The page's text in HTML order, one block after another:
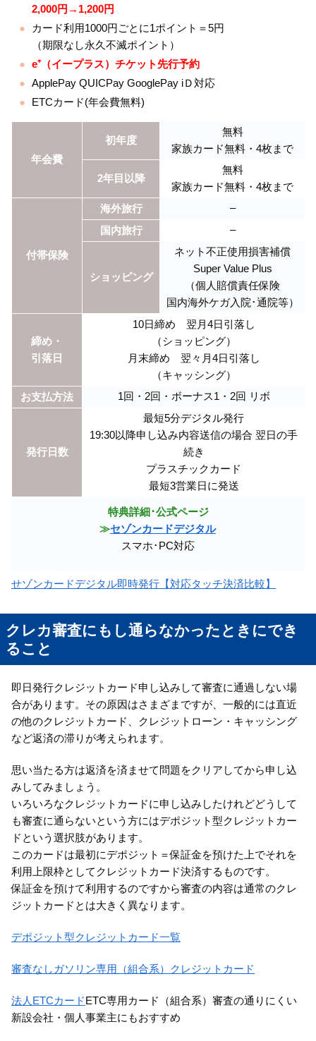
2,000円→1,200円
カード利用1000円ごとに1ポイント＝5円
（期限なし永久不滅ポイント）
e⁺（イープラス）チケット先行予約
ApplePay QUICPay GooglePay iＤ対応
ETCカード(年会費無料)
年会費
初年度
無料
家族カード無料・4枚まで
2年目以降
無料
家族カード無料・4枚まで
付帯保険
海外旅行
–
国内旅行
–
ショッピング
ネット不正使用損害補償
Super Value Plus
（個人賠償責任保険
国内海外ケガ入院･通院等）
締め・
引落日
10日締め 翌月4日引落し
（ショッピング）
月末締め 翌々月4日引落し
（キャッシング）
お支払方法
1回・2回・ボーナス1・2回 リボ
発行日数
最短5分デジタル発行
19:30以降申し込み内容送信の場合 翌日の手
続き
プラスチックカード
最短3営業日に発送
特典詳細･公式ページ
≫セゾンカードデジタル
スマホ･PC対応
せゾンカードデジタル即時発行【対応タッチ決済比較】
クレカ審査にもし通らなかったときにでき
ること
即日発行クレジットカード申し込みして審査に通過しない場
合があります。その原因はさまざまですが、一般的には直近
の他のクレジットカード、クレジットローン・キャッシング
など返済の滞りが考えられます。
思い当たる方は返済を済ませて問題をクリアしてから申し込
みしてみましょう。
いろいろなクレジットカードに申し込みしたけれどどうして
も審査に通らないという方にはデポジット型クレジットカー
ドという選択肢があります。
このカードは最初にデポジット＝保証金を預けた上でそれを
利用上限枠としてクレジットカード決済するものです。
保証金を預けて利用するのですから審査の内容は通常のクレ
ジットカードとは大きく異なります。
デポジット型クレジットカード一覧
審査なしガソリン専用（組合系）クレジットカード
法人ETCカードETC専用カード（組合系）審査の通りにくい
新設会社・個人事業主にもおすすめ